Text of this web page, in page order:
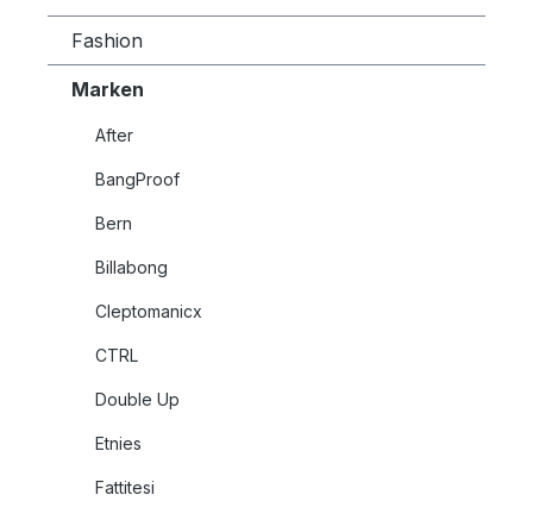
Fashion
Marken
After
BangProof
Bern
Billabong
Cleptomanicx
CTRL
Double Up
Etnies
Fattitesi